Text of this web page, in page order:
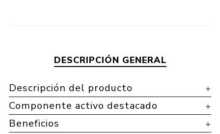
DESCRIPCIÓN GENERAL
Descripción del producto
Componente activo destacado
Beneficios